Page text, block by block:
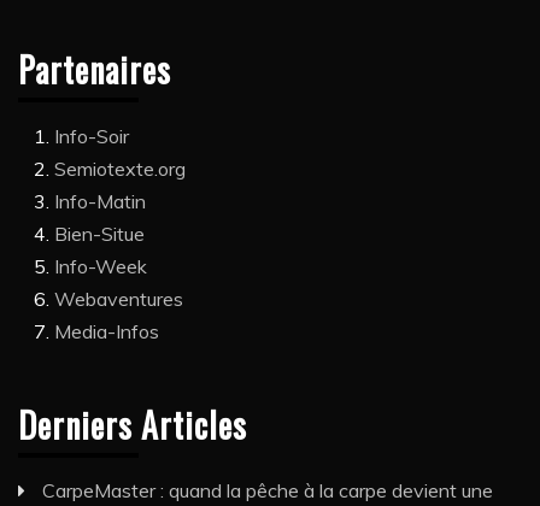
Partenaires
Info-Soir
Semiotexte.org
Info-Matin
Bien-Situe
Info-Week
Webaventures
Media-Infos
Derniers Articles
CarpeMaster : quand la pêche à la carpe devient une